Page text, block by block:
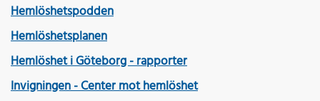
Hemlöshetspodden
Hemlöshetsplanen
Hemlöshet i Göteborg - rapporter
Invigningen - Center mot hemlöshet